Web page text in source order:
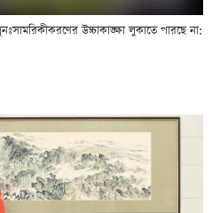
উচ্চাকাঙ্ক্ষা লুকাতে পারছে না: